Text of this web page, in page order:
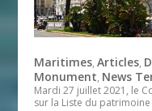
Maritimes,Articles,
Monument, News
Mardi 27 juillet 2021, le
sur la Liste du patrimoine